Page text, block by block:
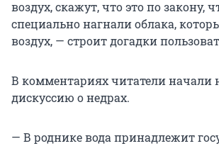
воздух, скажут, что это по закону,
специально нагнали облака,
воздух, — строит догадки
В комментариях читатели начали
дискуссию о недрах.
— В роднике вода принадлежит